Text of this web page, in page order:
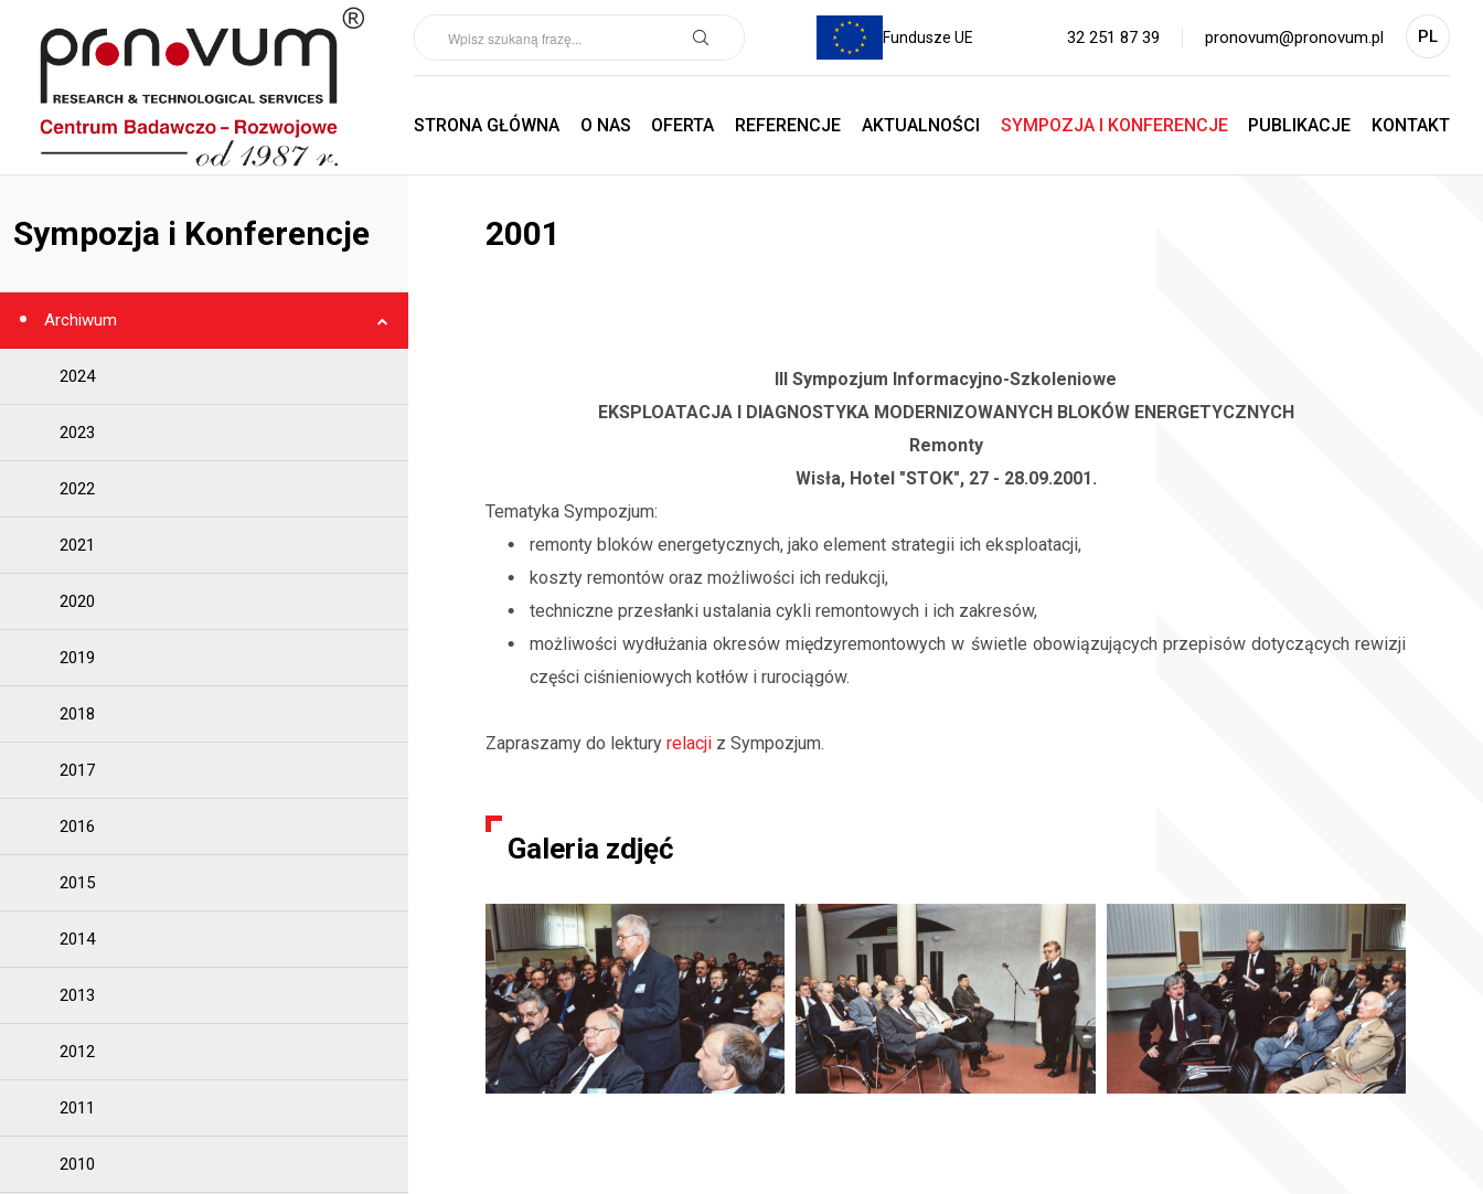
Fundusze UE 32 251 87 39 pronovum@pronovum.pl PL
EN
STRONA GŁÓWNA O NAS OFERTA REFERENCJE AKTUALNOŚCI SYMPOZJA I KONFERENCJE PUBLIKACJE KONTAKT
Sympozja i Konferencje
Archiwum
2024
2023
2022
2021
2020
2019
2018
2017
2016
2015
2014
2013
2012
2011
2010
2001
III Sympozjum Informacyjno-Szkoleniowe
EKSPLOATACJA I DIAGNOSTYKA MODERNIZOWANYCH BLOKÓW ENERGETYCZNYCH
Remonty
Wisła, Hotel "STOK", 27 - 28.09.2001.
Tematyka Sympozjum:
remonty bloków energetycznych, jako element strategii ich eksploatacji,
koszty remontów oraz możliwości ich redukcji,
techniczne przesłanki ustalania cykli remontowych i ich zakresów,
możliwości wydłużania okresów międzyremontowych w świetle obowiązujących przepisów dotyczących rewizji
części ciśnieniowych kotłów i rurociągów.
Zapraszamy do lektury relacji z Sympozjum.
Galeria zdjęć